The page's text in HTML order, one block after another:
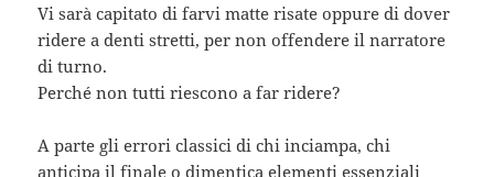
Vi sarà capitato di farvi matte risate oppure di dover
ridere a denti stretti, per non offendere il narratore
di turno.
Perché non tutti riescono a far ridere?
A parte gli errori classici di chi inciampa, chi
anticipa il finale o dimentica elementi essenziali